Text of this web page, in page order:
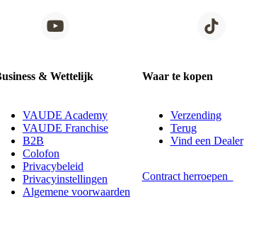
& Wettelijk
VAUDE Academy
VAUDE Franchise
B2B
Colofon
Privacybeleid
Privacyinstellingen
Algemene voorwaarden
Waar te kopen
Verzending
Terug
Vind een Dealer
Contract herroepen